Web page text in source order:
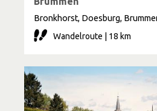
Wandelroute | 18 km